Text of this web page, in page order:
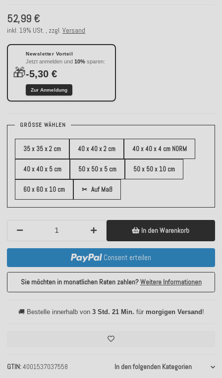
GTIN 4001537037558 In den folgenden Kategorien
52,99 €
inkl. 19% USt. , zzgl. Versand
🎁
Newsletter Vorteil
Jetzt anmelden und 10% sparen:
-5,30 €
Zur Anmeldung
GRÖSSE WÄHLEN
35 x 35 x 2 cm 40 x 40 x 2 cm 40 x 40 x 4 cm NORM
40 x 40 x 5 cm 50 x 50 x 5 cm 50 x 50 x 10 cm
60 x 60 x 10 cm ✂ Auf Maß
In den Warenkorb
Consent erteilen
Sie möchten in monatlichen Raten zahlen?Weitere Informationen
🚚 Bestelle innerhalb von 3 Std. 21 Min. für morgigen Versand!